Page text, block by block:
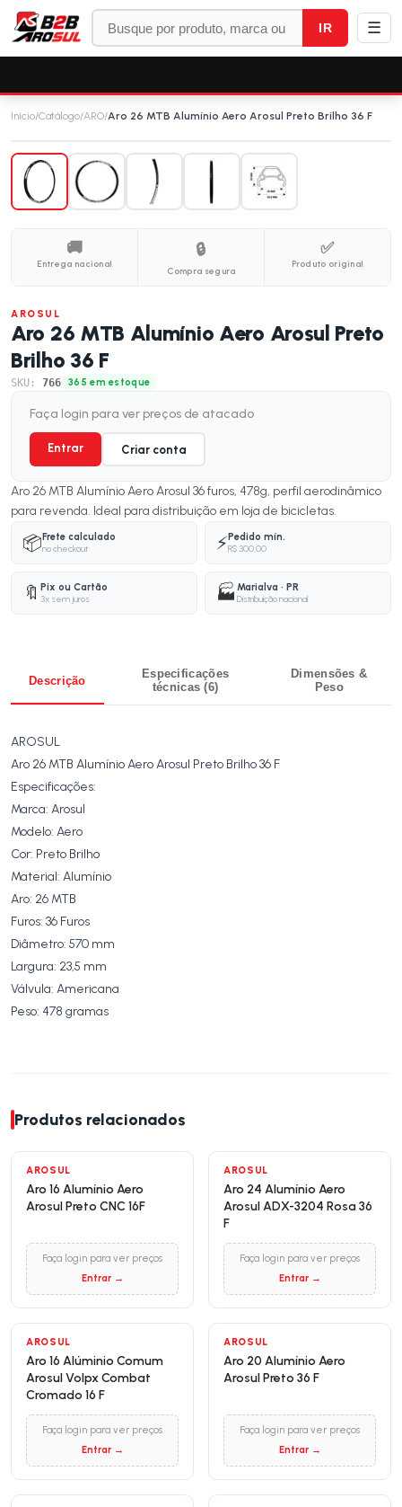
IR ☰
Início/Catálogo/ARO/Aro 26 MTB Alumínio Aero Arosul Preto Brilho 36 F
🚚
Entrega nacional
🔒
Compra segura
✅
Produto original
AROSUL
Aro 26 MTB Alumínio Aero Arosul Preto
Brilho 36 F
SKU: 766 365 em estoque
Faça login para ver preços de atacado
Entrar Criar conta
Aro 26 MTB Alumínio Aero Arosul 36 furos, 478g, perfil aerodinâmico
para revenda. Ideal para distribuição em loja de bicicletas.
📦Frete calculado
no checkout
⚡Pedido mín.
R$ 300,00
🔖 Pix ou Cartão
3x sem juros
🏭 Marialva · PR
Distribuição nacional
Descrição
Especificações
técnicas (6)
Dimensões &
Peso
AROSUL
Aro 26 MTB Alumínio Aero Arosul Preto Brilho 36 F
Especificações:
Marca: Arosul
Modelo: Aero
Cor: Preto Brilho
Material: Alumínio
Aro: 26 MTB
Furos: 36 Furos
Diâmetro: 570 mm
Largura: 23,5 mm
Válvula: Americana
Peso: 478 gramas
Produtos relacionados
AROSUL
Aro 16 Alumínio Aero
Arosul Preto CNC 16F
Faça login para ver preços
Entrar →
AROSUL
Aro 24 Alumínio Aero
Arosul ADX-3204 Rosa 36
F
Faça login para ver preços
Entrar →
AROSUL
Aro 16 Alúminio Comum
Arosul Volpx Combat
Cromado 16 F
Faça login para ver preços
Entrar →
AROSUL
Aro 20 Alumínio Aero
Arosul Preto 36 F
Faça login para ver preços
Entrar →